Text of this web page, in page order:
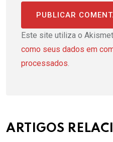
Este site utiliza o
como seus dados em
processados.
ARTIGOS